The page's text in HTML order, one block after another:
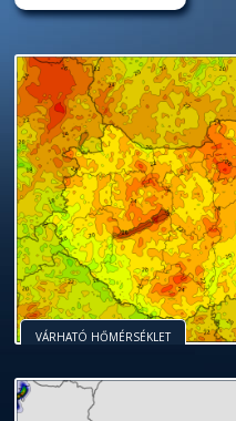
VÁRHATÓ HŐMÉRSÉKLET